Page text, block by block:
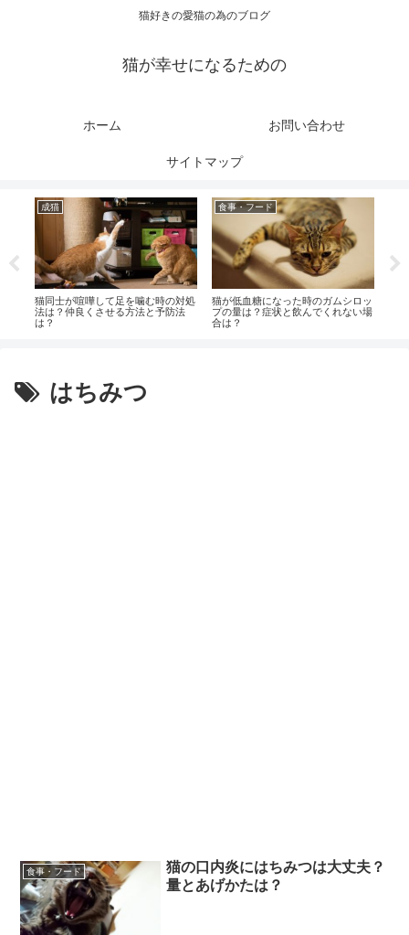
猫好きの愛猫の為のブログ
猫が幸せになるための
ホーム お問い合わせ
サイトマップ
成猫
猫同士が喧嘩して足を噛む時の対処
法は？仲良くさせる方法と予防法
は？
食事・フード
猫が低血糖になった時のガムシロッ
プの量は？症状と飲んでくれない場
合は？
はちみつ
食事・フード
猫の口内炎にはちみつは大丈夫？
量とあげかたは？